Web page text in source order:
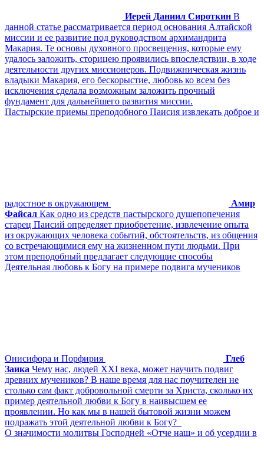
Иерей Даниил Сироткин В
данной статье рассматривается период основания Алтайской
миссии и ее развитие под руководством архимандрита
Макария. Те основы духовного просвещения, которые ему
удалось заложить, сторицею проявились впоследствии, в ходе
деятельности других миссионеров. Подвижническая жизнь
владыки Макария, его бескорыстие, любовь ко всем без
исключения сделала возможным заложить прочный
фундамент для дальнейшего развития миссии.
Пастырские приемы преподобного Паисия извлекать доброе и
радостное в окружающем
Амир
Файсал Как одно из средств пастырского душепопечения
старец Паисий определяет приобретение, извлечение опыта
из окружающих человека событий, обстоятельств, из общения
со встречающимися ему на жизненном пути людьми. При
этом преподобный предлагает следующие способы
Деятельная любовь к Богу на примере подвига мучеников
Онисифора и Порфирия
Глеб
Заика Чему нас, людей XXI века, может научить подвиг
древних мучеников? В наше время для нас поучителен не
столько сам факт добровольной смерти за Христа, сколько их
пример деятельной любви к Богу в наивысшем ее
проявлении. Но как мы в нашей бытовой жизни можем
подражать этой деятельной любви к Богу?
О значимости молитвы Господней «Отче наш» и об усердии в